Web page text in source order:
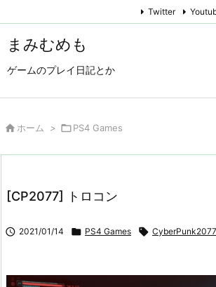
まみむめも
ゲームのプレイ日記とか
Twitter
 ホーム > PS4 Games
[CP2077] トロコン
 2021/01/14  PS4 Games  CyberPunk2077